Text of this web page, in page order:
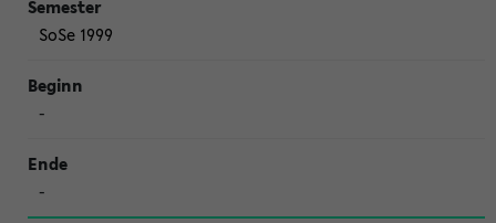
SoSe 1999
-
-